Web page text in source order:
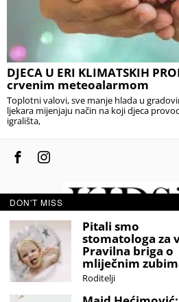
DJECA U ERI KLIMATSKIH
crvenim meteoalarmom
Toplotni valovi, sve manje hlada u
ljekara mijenjaju način na koji djeca
igrališta,
© 2020 -
Sva prava zadržana. Zabranjeno
DON'T MISS
Pitali smo
stomatologa za
Pravilna briga o
mliječnim
Roditelji